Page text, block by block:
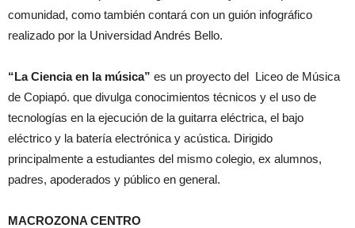
comunidad, como también contará con un guión infográfico
realizado por la Universidad Andrés Bello.
“La Ciencia en la música” es un proyecto del Liceo de Música
de Copiapó. que divulga conocimientos técnicos y el uso de
tecnologías en la ejecución de la guitarra eléctrica, el bajo
eléctrico y la batería electrónica y acústica. Dirigido
principalmente a estudiantes del mismo colegio, ex alumnos,
padres, apoderados y público en general.
MACROZONA CENTRO